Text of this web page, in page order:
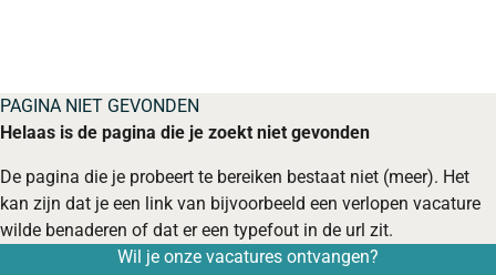
PAGINA NIET GEVONDEN
Helaas is de pagina die je zoekt niet gevonden
De pagina die je probeert te bereiken bestaat niet (meer). Het
kan zijn dat je een link van bijvoorbeeld een verlopen vacature
wilde benaderen of dat er een typefout in de url zit.
Wil je onze vacatures ontvangen?